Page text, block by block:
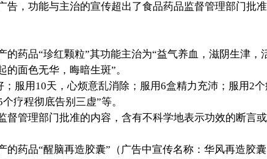
告，功能与主治的宣传超出了食品药品监督管理部门批
品“珍红颗粒”其功能主治为“益气养血，滋阴生津，
面色无华，晦暗生斑”。
服用10天，心烦意乱消除；服用6盒精力充沛；服用2个
疗程彻底告别三虚”等。
管理部门批准的内容，含有不科学地表示功效的断言
品“醒脑再造胶囊”（广告中宣传名称：华风再造胶囊